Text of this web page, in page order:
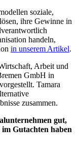
soziale,
ihre Gewinne in
handeln,
in unserem Artikel.
Arbeit und
GmbH in
Tamara
zusammen.
gut,
Gutachten haben